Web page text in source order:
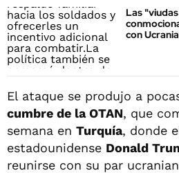
Las
con Ucrania
El ataque se produjo a
cumbre de la OTAN, que
semana en Turquía, donde
estadounidense Donald
reunirse con su par